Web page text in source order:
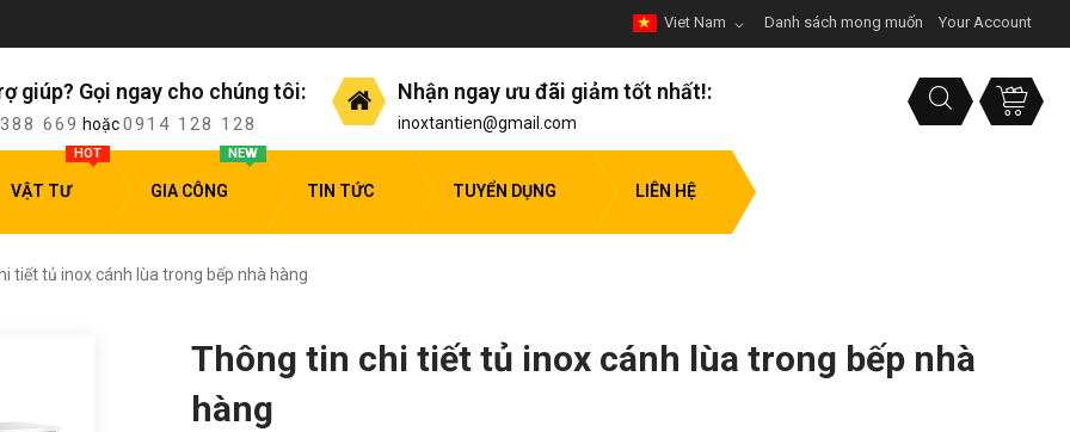
Danh sách mong muốn Your Account
Viet Nam
giúp? Gọi ngay cho chúng tôi:
669 hoặc0914 128 128
Nhận ngay ưu đãi giảm tốt nhất!:
inoxtantien@gmail.com
VẬT TƯ
HOT
GIA CÔNG
NEW
TIN TỨC TUYỂN DỤNG LIÊN HỆ
tiết tủ inox cánh lùa trong bếp nhà hàng
Thông tin chi tiết tủ inox cánh lùa trong bếp nhà
hàng